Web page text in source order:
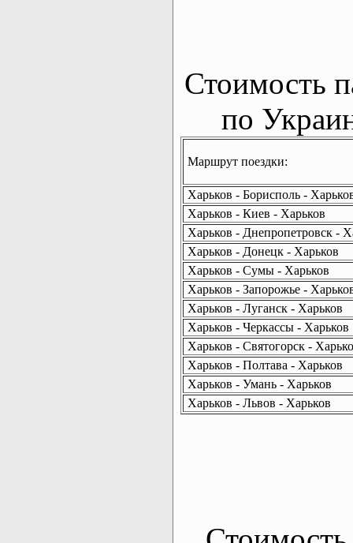
Стоимость
по
Маршрут поездки:
Харьков - Борисполь -
Харьков - Киев - Харьков
Харьков - Днепропетровск -
Харьков - Донецк - Харьков
Харьков - Сумы - Харьков
Харьков - Запорожье -
Харьков - Луганск - Харьков
Харьков - Черкассы - Харьков
Харьков - Святогорск -
Харьков - Полтава - Харьков
Харьков - Умань - Харьков
Харьков - Львов - Харьков